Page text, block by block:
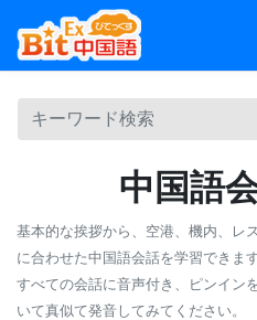
中国語
基本的な挨拶から、空港、機内、レ
に合わせた中国語会話を学習できます
すべての会話に音声付き、ピンイン
いて真似て発音してみてください。